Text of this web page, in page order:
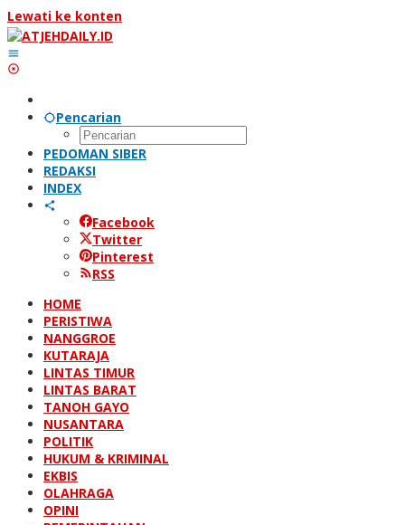
Lewati ke konten
Pencarian
PEDOMAN SIBER
REDAKSI
INDEX
Facebook
Twitter
Pinterest
RSS
HOME
PERISTIWA
NANGGROE
KUTARAJA
LINTAS TIMUR
LINTAS BARAT
TANOH GAYO
NUSANTARA
POLITIK
HUKUM & KRIMINAL
EKBIS
OLAHRAGA
OPINI